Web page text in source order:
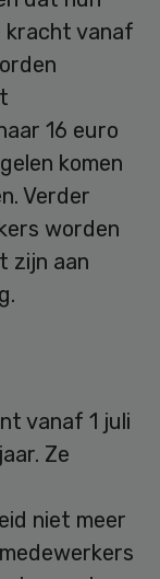
kracht vanaf
16 euro
komen
Verder
worden
zijn aan
vanaf 1 juli
Ze
niet meer